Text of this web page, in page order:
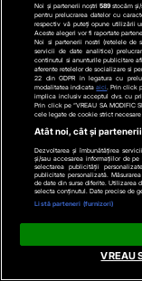
LIBERTATEA.RO
Prima de carieră
a fost adoptată.
Profesorii care
1500 de lei de la
Noi și partenerii noștri 589stocăm
pentru prelucrarea datelor cu
respectiv vă puteți opune utilizării
Aceste alegeri vor fi raportate
Noi si partenerii nostri (retelele de
servicii de date analitice)
continutul si anunturile publicitare
aferente retelelor de socializare si
22 din GDPR in legatura cu
modalitatea indicataaici . Prin click
implica inclusiv acceptul dvs. cu
Prin click pe “VREAU SA MODIFIC
cele legate de cookie strict
Atât noi, cât și
Dezvoltarea și îmbunătățirea
și/sau accesarea informațiilor de
selectarea publicității
publicitate personalizată.
de date din surse diferite. Utilizarea
selecta conținutul. Date precise de
Listă parteneri (furnizori)
VREAU